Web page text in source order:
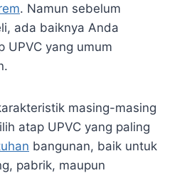
. Namun sebelum
ada baiknya Anda
UPVC yang umum
masing-masing
atap UPVC yang paling
bangunan, baik untuk
pabrik, maupun